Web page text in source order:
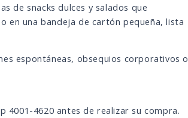
de snacks dulces y salados que
en una bandeja de cartón pequeña, lista
espontáneas, obsequios corporativos o
4001-4620 antes de realizar su compra.